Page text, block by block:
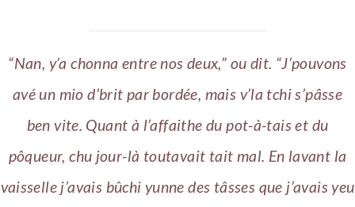
“Nan, y’a chonna entre nos deux,” ou dit. “J’pouvons
avé un mio d’brit par bordée, mais v’la tchi s’pâsse
ben vite. Quant à l’affaithe du pot-à-tais et du
pôqueur, chu jour-là toutavait tait mal. En lavant la
vaisselle j’avais bûchi yunne des tâsses que j’avais yeu